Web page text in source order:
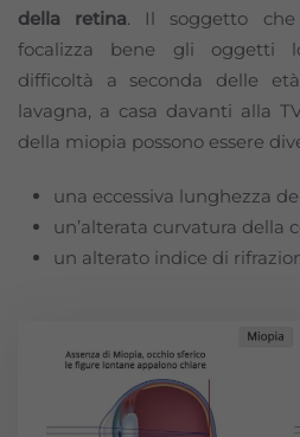
della retina. Il soggetto
focalizza bene gli oggetti
difficoltà a seconda delle
lavagna, a casa davanti alla
della miopia possono essere
una eccessiva lunghezza
un’alterata curvatura della
un alterato indice di